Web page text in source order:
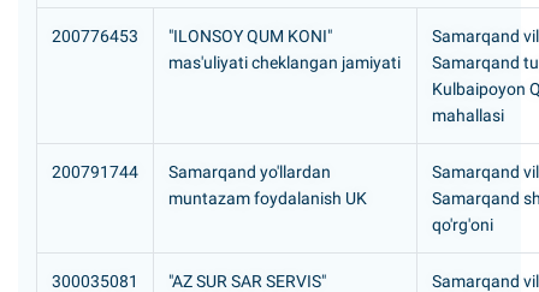
200776453
"ILONSOY QUM KONI"
mas'uliyati cheklangan jamiyati
Samarqand
Samarqand
Kulbaipoyon
mahallasi
200791744
Samarqand yo'llardan
muntazam foydalanish UK
Samarqand
Samarqand
qo'rg'oni
300035081
"AZ SUR SAR SERVIS"
Samarqand